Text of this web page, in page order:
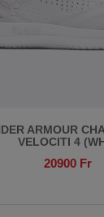
ARMOUR
VELOCITI 4
20900 Fr